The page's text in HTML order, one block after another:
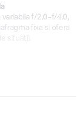
f/2.0–f/4.0,
fixa si ofera
impresionante
de un efect